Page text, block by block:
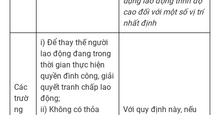
cao đối với một số vị trí
nhất định
Các
trườ
ng
i) Để thay thế người
lao động đang trong
thời gian thực hiện
quyền đình công, giải
quyết tranh chấp lao
động;
ii) Không có thỏa
Với quy định này, nếu